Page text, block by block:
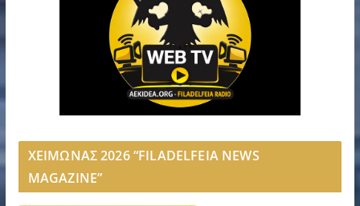
ΧΕΙΜΩΝΑΣ 2026 “FILADELFEIA NEWS
MAGAZINE”